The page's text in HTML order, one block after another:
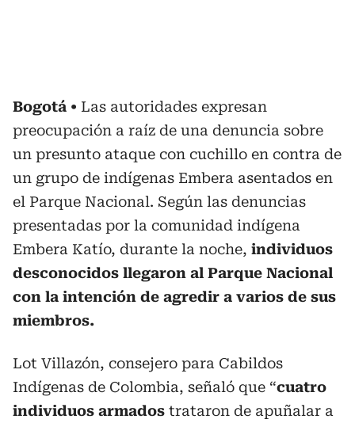
Bogotá
Las autoridades expresan
preocupación a raíz de una denuncia sobre
un presunto ataque con cuchillo en contra de
un grupo de indígenas Embera asentados en
el Parque Nacional. Según las denuncias
presentadas por la comunidad indígena
Embera Katío, durante la noche, individuos
desconocidos llegaron al Parque Nacional
con la intención de agredir a varios de sus
miembros.
Lot Villazón, consejero para Cabildos
Indígenas de Colombia, señaló que “cuatro
individuos armados trataron de apuñalar a